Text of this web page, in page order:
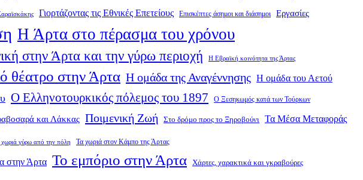
Γιορτάζοντας τις Εθνικές Επετείους Επισκέπτες άσημοι και διάσημοι Εργασίες
Η Άρτα στο πέρασμα του χρόνου
στην Άρτα και την γύρω περιοχή Η Εβραϊκή κοινότητα της Άρτας
θέατρο στην Άρτα Η ομάδα της Αναγέννησης Η ομάδα του Αετού
Ο Ελληνοτουρκικός πόλεμος του 1897 Ο Ξεσηκωμός κατά των Τούρκων
και Λάκκας Ποιμενική Ζωή Στο δρόμο προς το Ξηροβούνι Τα Μέσα Μεταφοράς
γύρω από την πόλη Τα χωριά στον Κάμπο της Άρτας
στην Άρτα Το εμπόριο στην Άρτα Χάρτες, χαρακτικά και γκραβούρες